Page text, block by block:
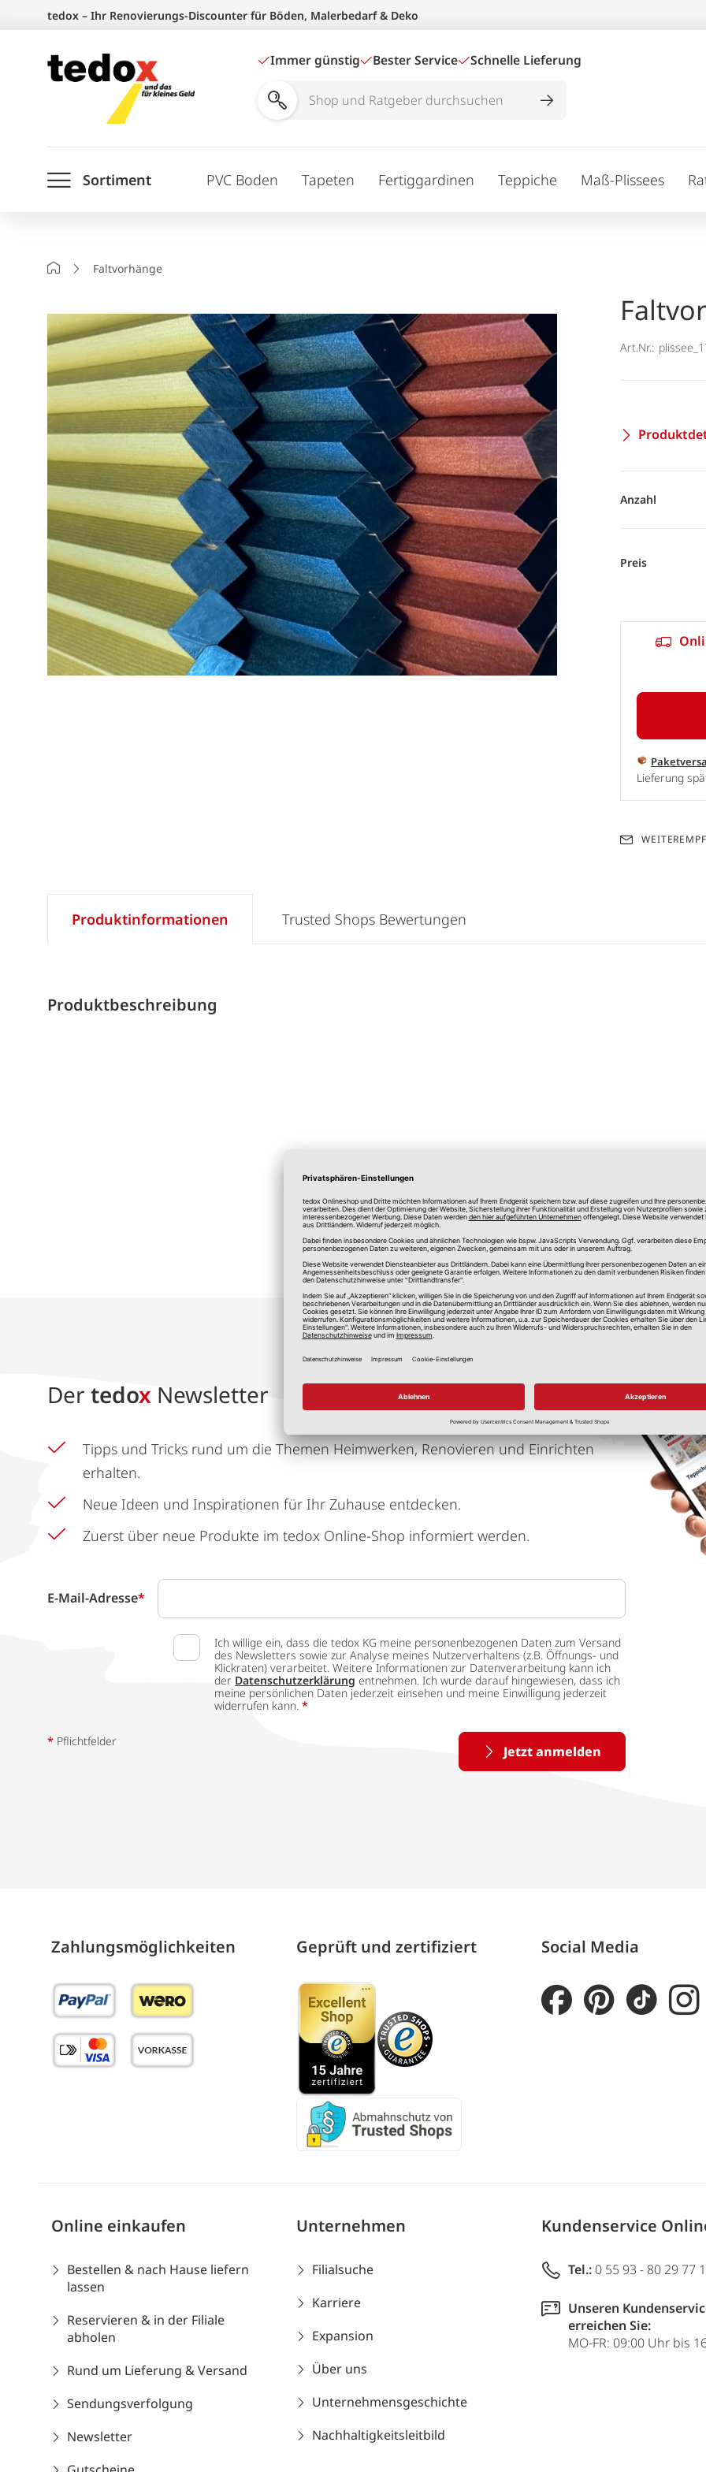
springen
tedox – Ihr Renovierungs-Discounter für Böden, Malerbedarf & Deko
Immer günstig Bester Service Schnelle Lieferung
Shop
durchsuchen
Sortiment PVC Boden Tapeten Fertiggardinen Teppiche Maß-Plissees
StartseiteFaltvorhänge
Art.Nr.:
Anzahl
Preis
Lieferung
Produktinformationen
Produktbeschreibung
Trusted Shops Bewertungen
*Alle Preise in Euro, inkl. gesetzlicher Mehrwertsteuer, zzgl.
Der tedox Newsletter
Tipps und Tricks rund um die Themen Heimwerken, Renovieren und Einrichten
erhalten.
Neue Ideen und Inspirationen für Ihr Zuhause entdecken.
Zuerst über neue Produkte im tedox Online-Shop informiert werden.
E-Mail-Adresse*
Ich willige ein, dass die tedox KG meine personenbezogenen Daten zum Versand
des Newsletters sowie zur Analyse meines Nutzerverhaltens (z.B. Öffnungs- und
Klickraten) verarbeitet. Weitere Informationen zur Datenverarbeitung kann ich
der Datenschutzerklärung entnehmen. Ich wurde darauf hingewiesen, dass ich
meine persönlichen Daten jederzeit einsehen und meine Einwilligung jederzeit
widerrufen kann. *
Jetzt anmelden
* Pflichtfelder
Zahlungs­möglich­keiten Geprüft und zertifiziert Social Media
Online einkaufen
Bestellen & nach Hause liefern
lassen
Reservieren & in der Filiale
abholen
Rund um Lieferung & Versand
Sendungsverfolgung
Newsletter
Unternehmen
Filialsuche
Karriere
Expansion
Über uns
Unternehmensgeschichte
Nachhaltigkeitsleitbild
Kundenservice
Tel.: 0 55 93 - 80 29 77
Unseren
erreichen Sie:
MO-FR: 09:00 Uhr bis